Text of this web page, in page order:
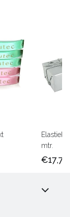
Elastiek
mtr.
€17,75